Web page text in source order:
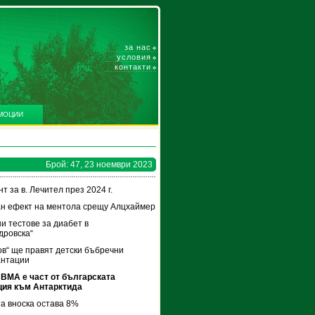
за нас
условия
контакти
Брой: 47, 23 ноември 2023
за в. Лечител през 2024 г.
ефект на ментола срещу Алцхаймер
тестове за диабет в
ще правят детски бъбречни
е част от българската
към Антарктида
вноска остава 8%